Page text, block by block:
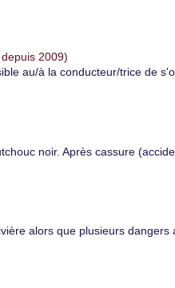
2009)
au/à la conducteur/trice de
noir. Après cassure
alors que plusieurs